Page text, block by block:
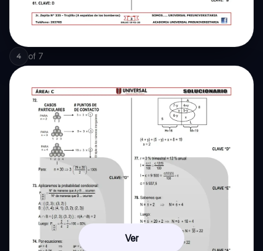
4 of 7
Ver